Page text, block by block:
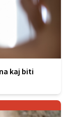
kaj biti